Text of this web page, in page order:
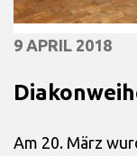
9 APRIL 2018
Am 20. März